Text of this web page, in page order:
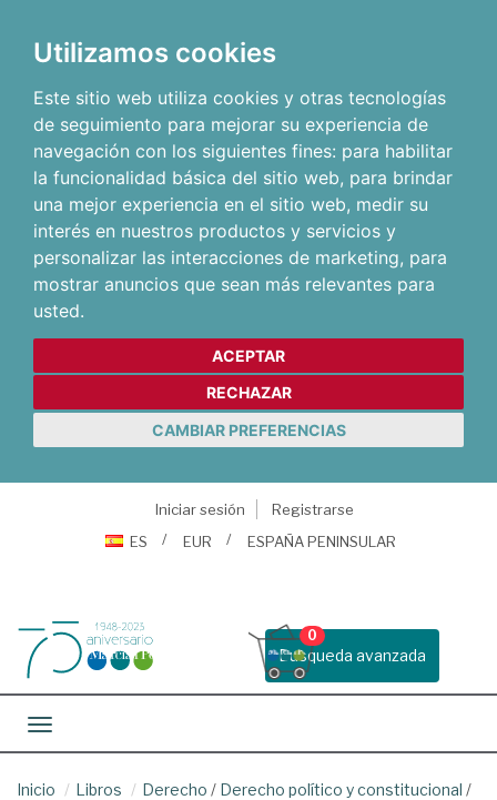
Utilizamos cookies
Este sitio web utiliza cookies y otras tecnologías
de seguimiento para mejorar su experiencia de
navegación con los siguientes fines: para habilitar
la funcionalidad básica del sitio web, para brindar
una mejor experiencia en el sitio web, medir su
interés en nuestros productos y servicios y
personalizar las interacciones de marketing, para
mostrar anuncios que sean más relevantes para
usted.
ACEPTAR
RECHAZAR
CAMBIAR PREFERENCIAS
Iniciar sesión
Registrarse
ES
EUR ESPAÑA PENINSULAR
Busqueda avanzada
0
Toggle navigation
Inicio Libros Derecho / Derecho político y constitucional /